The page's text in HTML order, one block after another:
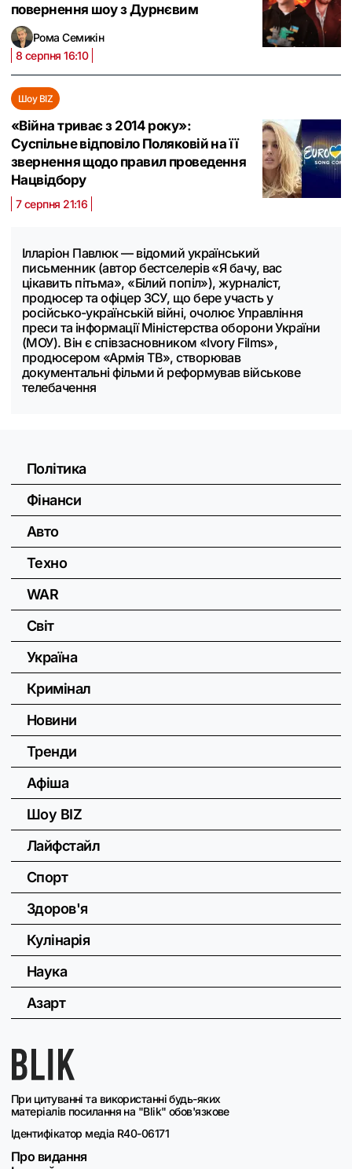
повернення шоу з Дурнєвим
Рома Семикін
8 серпня 16:10
Шоу BIZ
«Війна триває з 2014 року»:
Суспільне відповіло Поляковій на її
звернення щодо правил проведення
Нацвідбору
7 серпня 21:16
Ілларіон Павлюк — відомий український
письменник (автор бестселерів «Я бачу, вас
цікавить пітьма», «Білий попіл»), журналіст,
продюсер та офіцер ЗСУ, що бере участь у
російсько-українській війні, очолює Управління
преси та інформації Міністерства оборони України
(МОУ). Він є співзасновником «Ivory Films»,
продюсером «Армія ТВ», створював
документальні фільми й реформував військове
телебачення
При цитуванні та використанні будь-яких
матеріалів посилання на "Blik" обов'язкове
Ідентифікатор медіа R40-06171
Про видання
Політика
Фінанси
Авто
Техно
WAR
Світ
Україна
Кримінал
Новини
Тренди
Афіша
Шоу BIZ
Лайфстайл
Спорт
Здоров'я
Кулінарія
Наука
Азарт